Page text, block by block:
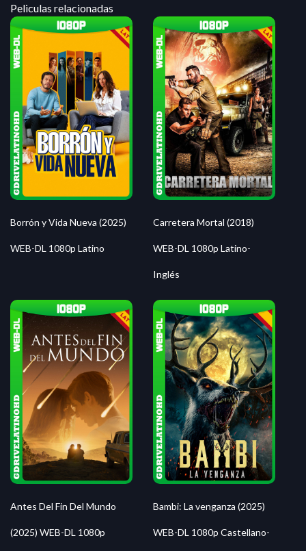
Peliculas relacionadas
Borrón y Vida Nueva (2025)
WEB-DL 1080p Latino
Carretera Mortal (2018)
WEB-DL 1080p Latino-
Inglés
Antes Del Fin Del Mundo
(2025) WEB-DL 1080p
Bambi: La venganza (2025)
WEB-DL 1080p Castellano-